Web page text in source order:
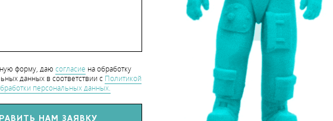
форму, даю согласие на обработку
данных в соответствии с Политикой
персональных данных.
СТАТЬЕЙ С ДРУЗЬЯМИ